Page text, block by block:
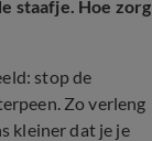
staafje. Hoe zorg
stop de
Zo verleng
kleiner dat je je